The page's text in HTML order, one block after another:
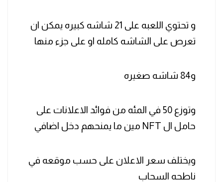
و تحتوي اللعبه على 21 شاشه كبيره يمكن ان
تعرص على الشاشه كامله او على جزء منها
و84 شاشه صغيره
وتوزع 50 في المئه من فوائد الاعلانات على
حامل ال NFT مين ما يمنحهم دخل اضافي
ويختلف سعر الاعلان على حسب موقعه في
ناطحه السحاب